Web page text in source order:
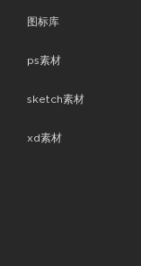
图标库
ps素材
sketch素材
xd素材